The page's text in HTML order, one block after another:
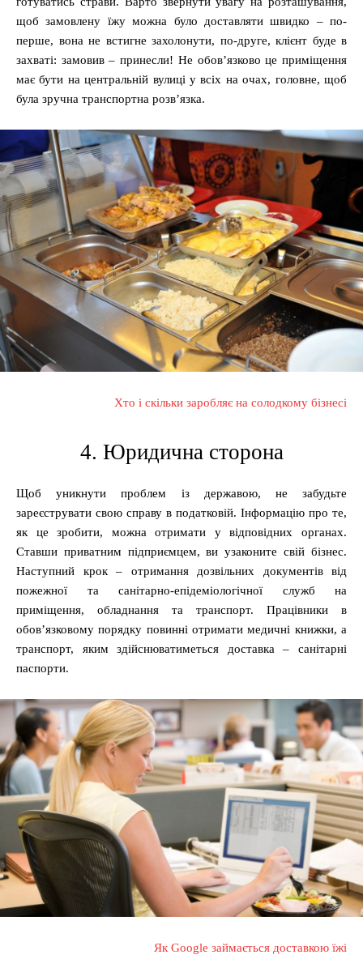
щоб замовлену їжу можна було доставляти швидко – по-
перше, вона не встигне захолонути, по-друге, клієнт буде в
захваті: замовив – принесли! Не обов’язково це приміщення
має бути на центральній вулиці у всіх на очах, головне, щоб
була зручна транспортна розв’язка.
Хто і скільки заробляє на солодкому бізнесі
4. Юридична сторона
Щоб уникнути проблем із державою, не забудьте
зареєструвати свою справу в податковій. Інформацію про те,
як це зробити, можна отримати у відповідних органах.
Ставши приватним підприємцем, ви узаконите свій бізнес.
Наступний крок – отримання дозвільних документів від
пожежної та санітарно-епідеміологічної служб на
приміщення, обладнання та транспорт. Працівники в
обов’язковому порядку повинні отримати медичні книжки, а
транспорт, яким здійснюватиметься доставка – санітарні
паспорти.
Як Google займається доставкою їжі